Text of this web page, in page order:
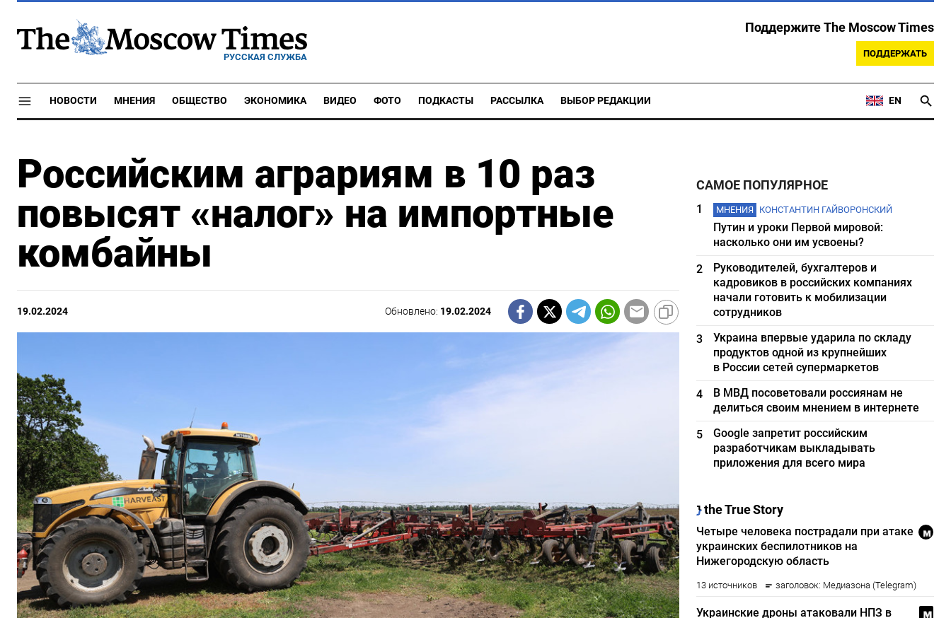
РУССКАЯ СЛУЖБА
Поддержите The Moscow Times
ПОДДЕРЖАТЬ
НОВОСТИ МНЕНИЯ ОБЩЕСТВО ЭКОНОМИКА ВИДЕО ФОТО ПОДКАСТЫ РАССЫЛКА ВЫБОР РЕДАКЦИИ EN
Российским аграриям в 10 раз
повысят «налог» на импортные
комбайны
19.02.2024 Обновлено: 19.02.2024
САМОЕ ПОПУЛЯРНОЕ
1 МНЕНИЯ КОНСТАНТИН ГАЙВОРОНСКИЙ
Путин и уроки Первой мировой:
насколько они им усвоены?
2
Руководителей, бухгалтеров и
кадровиков в российских компаниях
начали готовить к мобилизации
сотрудников
3
Украина впервые ударила по складу
продуктов одной из крупнейших
в России сетей супермаркетов
4
В МВД посоветовали россиянам не
делиться своим мнением в интернете
5
Google запретит российским
разработчикам выкладывать
приложения для всего мира